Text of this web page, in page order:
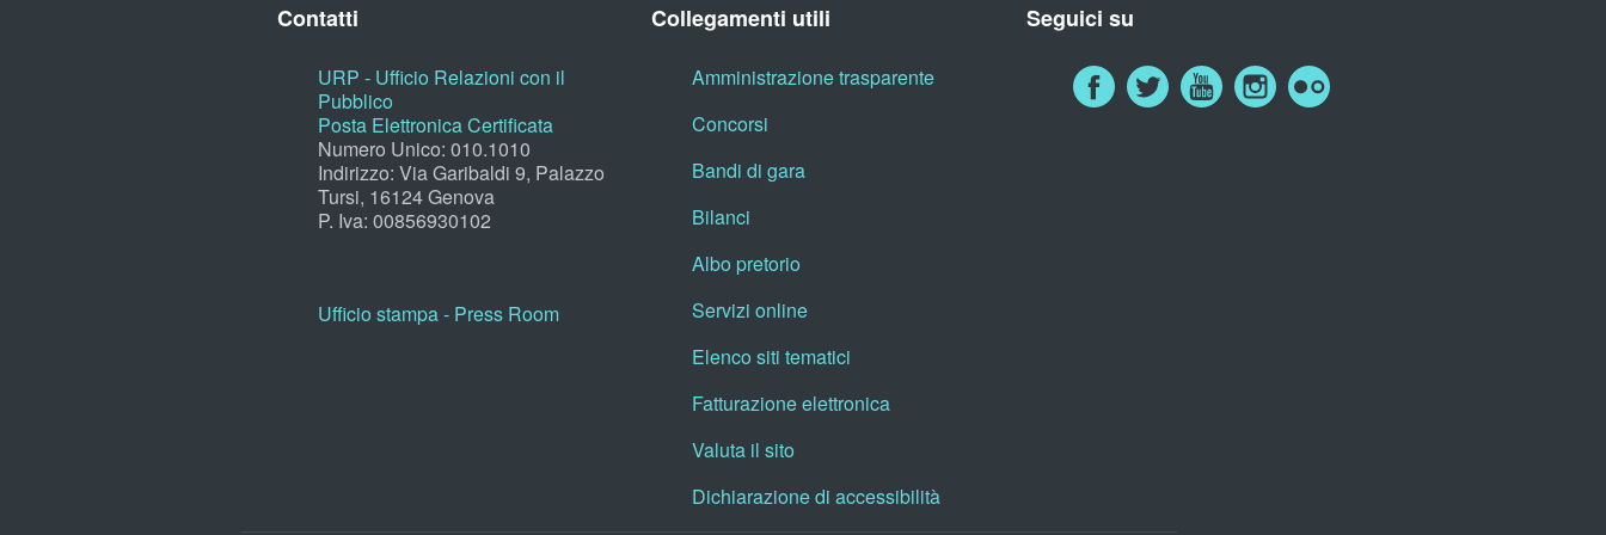
Contatti
URP - Ufficio Relazioni con il
Pubblico
Posta Elettronica Certificata
Numero Unico: 010.1010
Indirizzo: Via Garibaldi 9, Palazzo
Tursi, 16124 Genova
P. Iva: 00856930102
Ufficio stampa - Press Room
Collegamenti utili
Amministrazione trasparente
Concorsi
Bandi di gara
Bilanci
Albo pretorio
Servizi online
Elenco siti tematici
Fatturazione elettronica
Valuta il sito
Dichiarazione di accessibilità
Seguici su